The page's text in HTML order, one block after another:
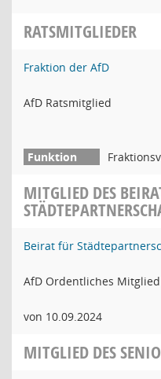
RATSMITGLIEDER
Fraktion der AfD
AfD Ratsmitglied
MITGLIED DES
Beirat für
AfD Ordentliches Mitglied
von 10.09.2024
MITGLIED DES